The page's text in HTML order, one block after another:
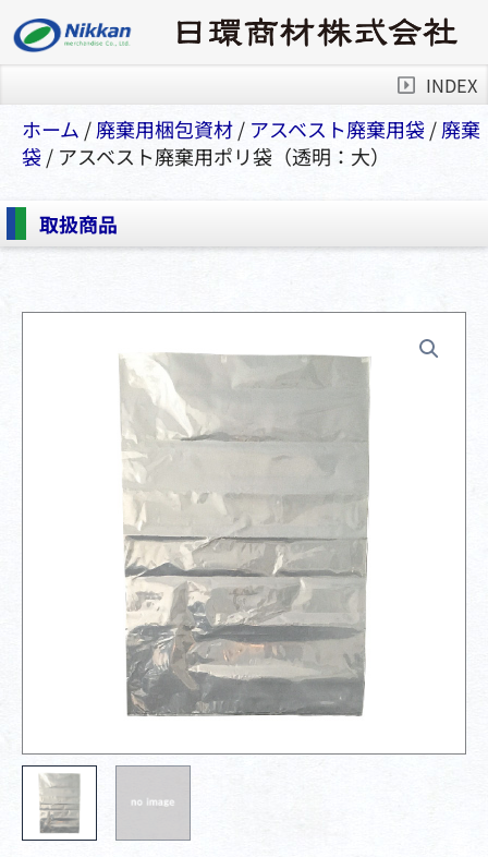
INDEX
ホーム /廃棄用梱包資材/ アスベスト廃棄⽤袋/廃棄
袋/ アスベスト廃棄用ポリ袋（透明：大）
取扱商品